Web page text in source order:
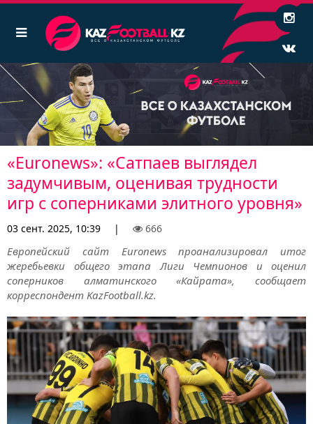
«Euronews»: «Сатпаев выглядел
задумчивым, оценивая трудности
игр с соперниками элитного уровня»
03 сент. 2025, 10:39 | 666
Европейский сайт Euronews проанализировал итог
жеребьевки общего этапа Лиги Чемпионов и оценил
соперников алматинского «Кайрата», сообщает
корреспондент KazFootball.kz.